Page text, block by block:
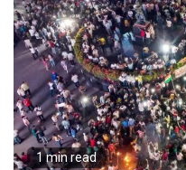
1 min read